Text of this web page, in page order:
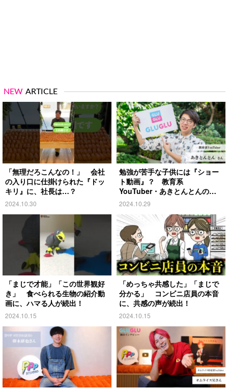
NEW ARTICLE
「無理だろこんなの！」 会社
の入り口に仕掛けられた『ドッ
キリ』に、社長は…？
2024.10.30
勉強が苦手な子供には『ショー
ト動画』？ 教育系
YouTuber・あきとんとんの戦
略とは
2024.10.29
「まじで才能」「この世界観好
き」 食べられる生物の紹介動
画に、ハマる人が続出！
2024.10.15
「めっちゃ共感した」「まじで
分かる」 コンビニ店員の本音
に、共感の声が続出！
2024.10.15